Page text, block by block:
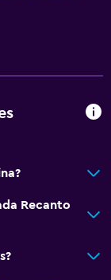
Recanto